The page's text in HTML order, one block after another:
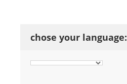
chose your language: